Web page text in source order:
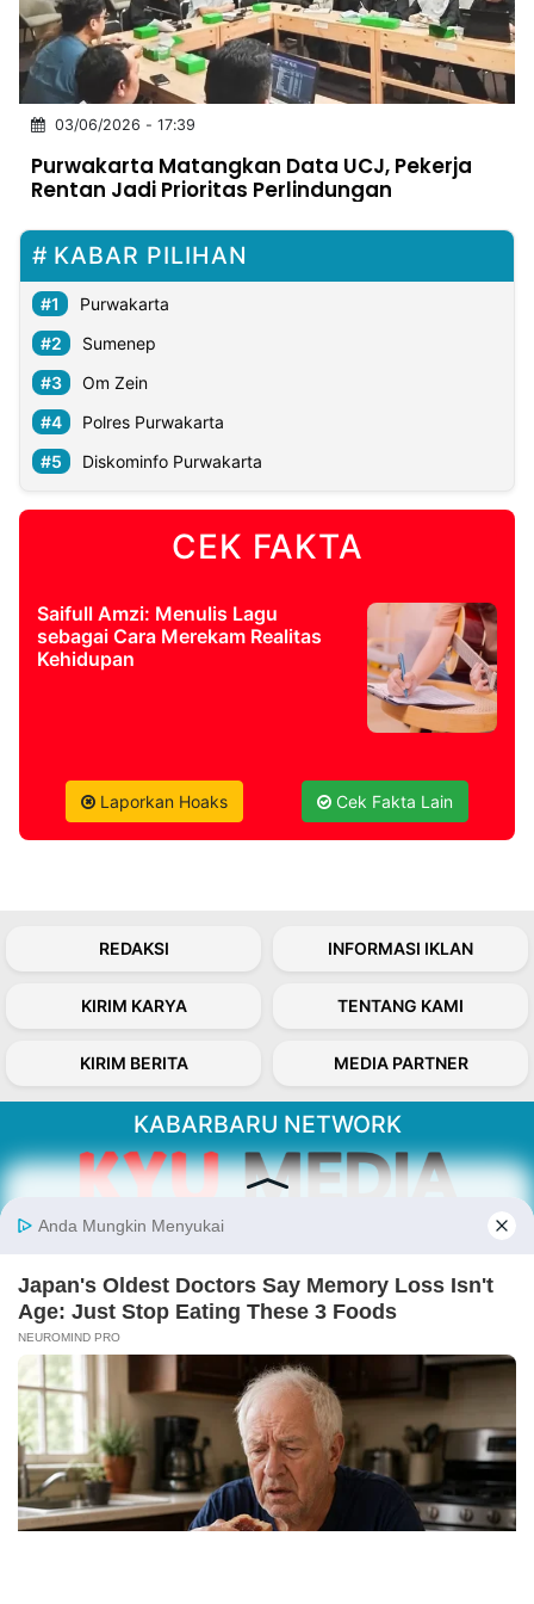
INDONESIA
Partner
Insight
NTB
Suara
Time
Lens
IDN
Daily
Jogja
Jalan
Rakyat
Idealita
News
Kita
Notice
Dinamikapost.com
Radar
Baru
Seedbacklink
Follow
Kabarbaru
Kabarbaru.co
2026
03/06/2026 - 17:39
Purwakarta Matangkan Data UCJ, Pekerja
Rentan Jadi Prioritas Perlindungan
KABAR PILIHAN
Purwakarta
Sumenep
Om Zein
Polres Purwakarta
Diskominfo Purwakarta
CEK FAKTA
Saifull Amzi: Menulis Lagu
sebagai Cara Merekam Realitas
Kehidupan
Laporkan Hoaks Cek Fakta Lain
REDAKSI INFORMASI IKLAN
KIRIM KARYA TENTANG KAMI
KIRIM BERITA MEDIA PARTNER
KABARBARU NETWORK
Kabarbaru.co menyajikan berita aktual dan
inspiratif dari sudut pandang berbaik sangka
Follow Kabarbaru